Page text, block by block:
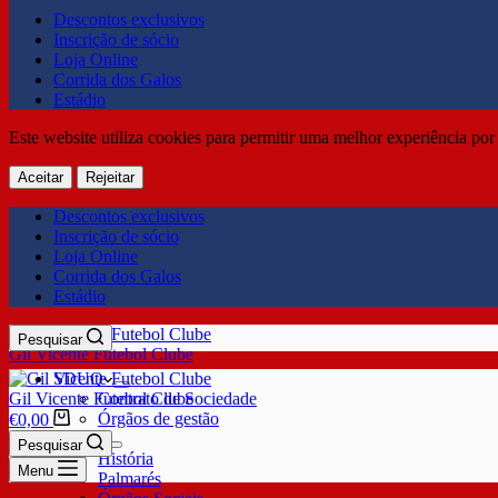
Descontos exclusivos
Inscrição de sócio
Loja Online
Corrida dos Galos
Estádio
Este website utiliza cookies para permitir uma melhor experiência
Aceitar Rejeitar
Descontos exclusivos
Inscrição de sócio
Loja Online
Corrida dos Galos
Estádio
Gil Vicente Futebol Clube
Pesquisar
SDUQ
Contrato de Sociedade
Órgãos de gestão
Clube
História
Palmarés
Gil Vicente Futebol Clube
€0,00
Pesquisar
Menu